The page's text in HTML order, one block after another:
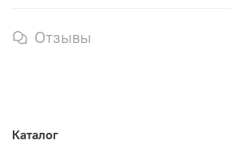
Отзывы
Каталог